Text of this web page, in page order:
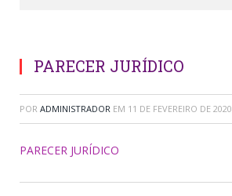
PARECER JURÍDICO
POR ADMINISTRADOR EM 11 DE FEVEREIRO DE 2020
PARECER JURÍDICO